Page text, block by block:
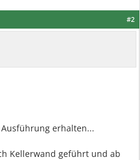
#2
erhalten...
Kellerwand geführt und ab